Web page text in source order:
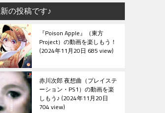
の投稿です♪
『Poison Apple』（東方
Project）の動画を楽しもう！
2024年11月20日 685 view
赤川次郎 夜想曲（プレイステ
ーション・PS1）の動画を楽
しもう♪ 2024年11月20日
704 view